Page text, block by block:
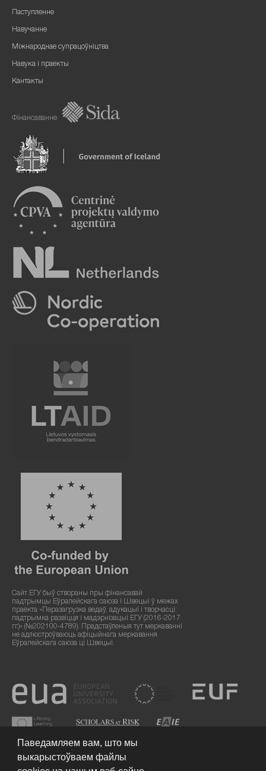
Паступленне
Навучанне
Міжнароднае супрацоўніцтва
Навука і праекты
Кантакты
Фінансаванне
Сайт ЕГУ быў створаны пры фінансавай
падтрымцы Еўрапейскага саюза і Швецыі ў межах
праекта «Перазагрузка ведаў, адукацыі і творчасці:
падтрымка развіцця і мадэрнізацыі ЕГУ (2016-2017
гг.)» (№202100-4789). Прадстаўленыя тут меркаванні
не адлюстроўваюць афіцыйнага меркавання
Еўрапейскага саюза ці Швецыі.
Паведамляем вам, што мы
выкарыстоўваем файлы